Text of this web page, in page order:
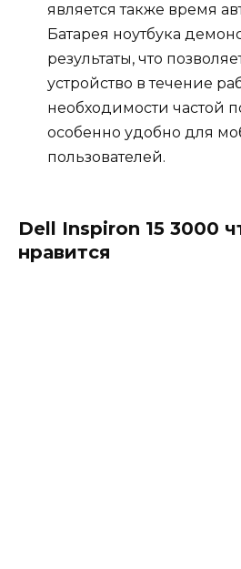
является также время
Батарея ноутбука
результаты, что
устройство в течение
необходимости частой
особенно удобно для
пользователей.
Dell Inspiron 15 3000
нравится